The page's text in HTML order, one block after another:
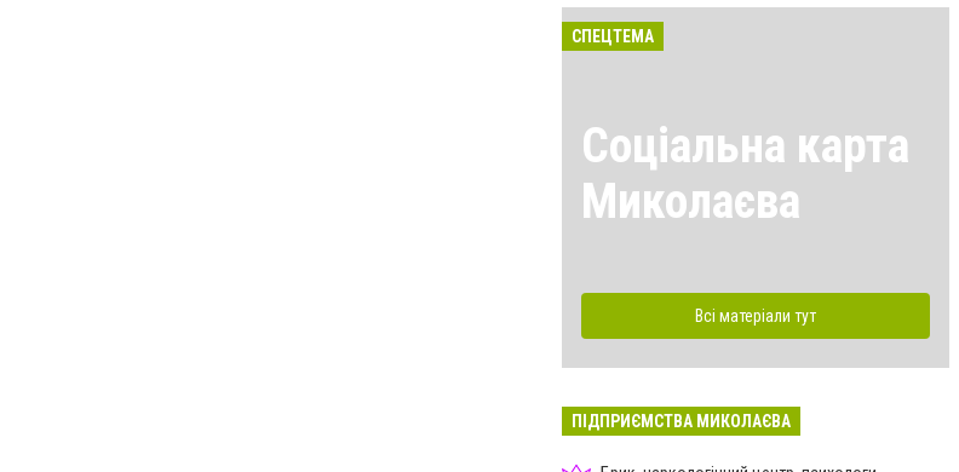
СПЕЦТЕМА
Соціальна карта
Миколаєва
Всі матеріали тут
ПІДПРИЄМСТВА МИКОЛАЄВА